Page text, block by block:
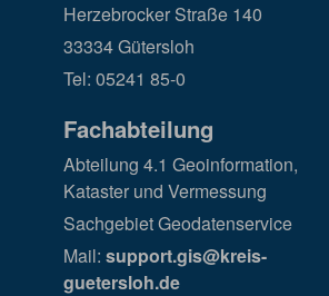
Herzebrocker Straße 140
33334 Gütersloh
Tel: 05241 85-0
Fachabteilung
Abteilung 4.1 Geoinformation,
Kataster und Vermessung
Sachgebiet Geodatenservice
Mail: support.gis@kreis-
guetersloh.de